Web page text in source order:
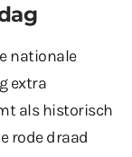
nationale
extra
als historisch
rode draad